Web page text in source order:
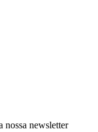
nossa newsletter